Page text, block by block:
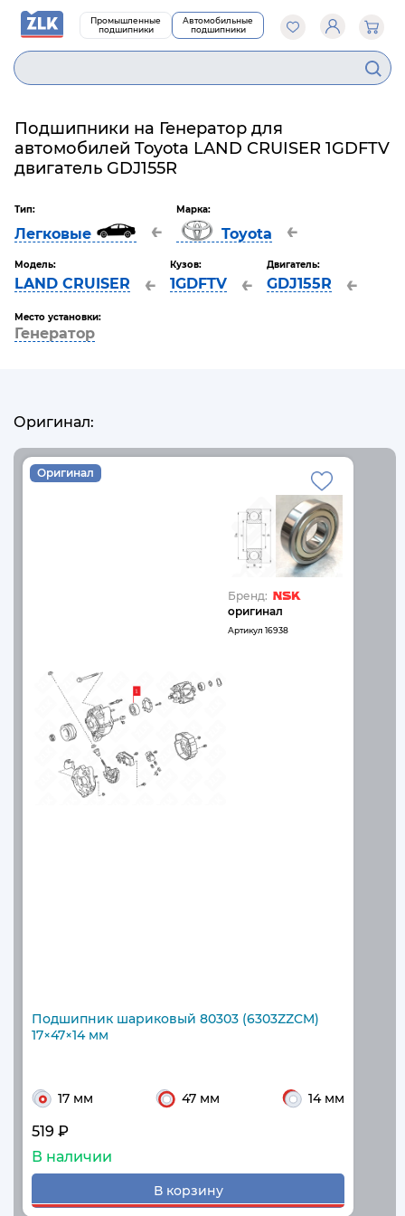
Промышленные
подшипники
Автомобильные
подшипники
Подшипники на Генератор для
автомобилей Toyota LAND CRUISER 1GDFTV
двигатель GDJ155R
Тип:
Легковые ←
Марка:
Toyota ←
Модель:
LAND CRUISER ←
Кузов:
1GDFTV ←
Двигатель:
GDJ155R ←
Место установки:
Генератор
Оригинал:
Оригинал
Бренд:
оригинал
Артикул 16938
Подшипник шариковый 80303 (6303ZZCM)
17×47×14 мм
17 мм 47 мм 14 мм
519 ₽
В наличии
В корзину